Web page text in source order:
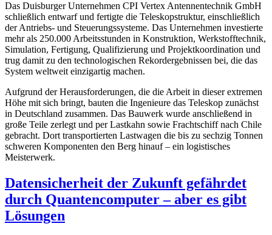
Das Duisburger Unternehmen CPI Vertex Antennentechnik GmbH
schließlich entwarf und fertigte die Teleskopstruktur, einschließlich
der Antriebs- und Steuerungssysteme. Das Unternehmen investierte
mehr als 250.000 Arbeitsstunden in Konstruktion, Werkstofftechnik,
Simulation, Fertigung, Qualifizierung und Projektkoordination und
trug damit zu den technologischen Rekordergebnissen bei, die das
System weltweit einzigartig machen.
Aufgrund der Herausforderungen, die die Arbeit in dieser extremen
Höhe mit sich bringt, bauten die Ingenieure das Teleskop zunächst
in Deutschland zusammen. Das Bauwerk wurde anschließend in
große Teile zerlegt und per Lastkahn sowie Frachtschiff nach Chile
gebracht. Dort transportierten Lastwagen die bis zu sechzig Tonnen
schweren Komponenten den Berg hinauf – ein logistisches
Meisterwerk.
Datensicherheit der Zukunft gefährdet
durch Quantencomputer – aber es gibt
Lösungen